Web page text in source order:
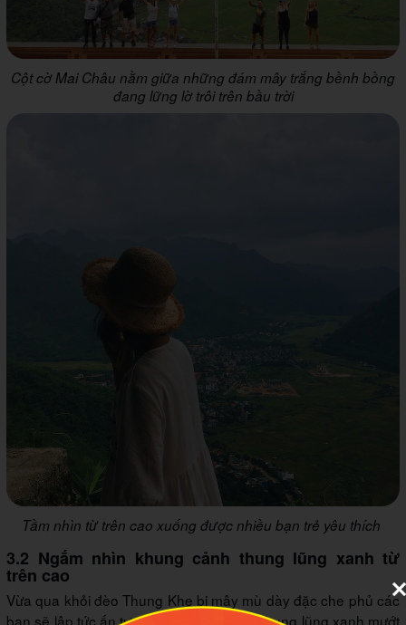
Cột cờ Mai Châu nằm giữa những đám mây trắng bềnh bồng
đang lững lờ trôi trên bầu trời
Tầm nhìn từ trên cao xuống được nhiều bạn trẻ yêu thích
3.2 Ngắm nhìn khung cảnh thung lũng xanh từ
trên cao
Vừa qua khỏi đèo Thung Khe bị mây mù dày đặc che phủ các
bạn sẽ lập tức ấn tượng với khung cảnh thung lũng xanh mướt